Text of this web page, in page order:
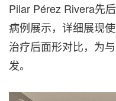
Pilar Pérez Rivera先
病例展示，详细展现
治疗后面形对比，为
发。